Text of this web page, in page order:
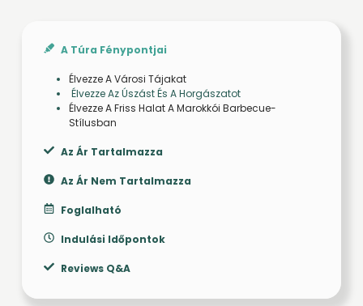
A Túra Fénypontjai
Élvezze A Városi Tájakat
Élvezze Az Úszást És A Horgászatot
Élvezze A Friss Halat A Marokkói Barbecue-
Stílusban
Az Ár Tartalmazza
Az Ár Nem Tartalmazza
Foglalható
Indulási Időpontok
Reviews Q&A